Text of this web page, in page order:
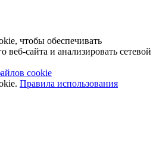
чтобы обеспечивать
веб-сайта и анализировать сетевой
cookie
Правила использования